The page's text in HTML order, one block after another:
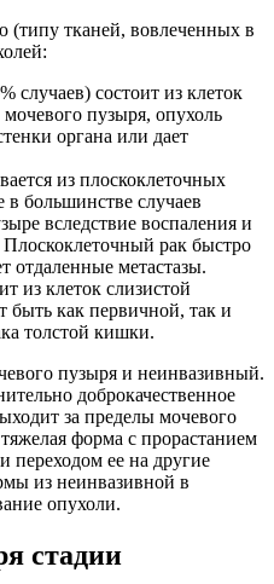
(типу тканей, вовлеченных в
случаев) состоит из клеток
пузыря, опухоль
органа или дает
из плоскоклеточных
в большинстве случаев
вследствие воспаления и
рак быстро
отдаленные метастазы.
из клеток слизистой
быть как первичной, так и
толстой кишки.
пузыря и неинвазивный.
доброкачественное
за пределы мочевого
форма с прорастанием
переходом ее на другие
из неинвазивной в
опухоли.
стадии